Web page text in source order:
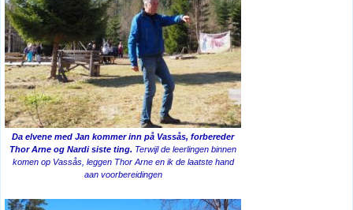
Da elvene med Jan kommer inn på Vassås, forbereder
Thor Arne og Nardi siste ting. Terwijl de leerlingen binnen
komen op Vassås, leggen Thor Arne en ik de laatste hand
aan voorbereidingen